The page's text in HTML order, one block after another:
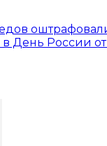
День России